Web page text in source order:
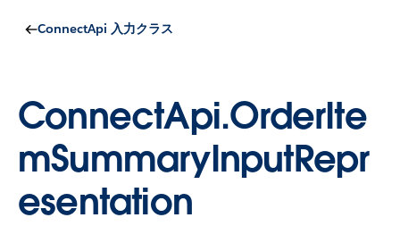
ConnectApi 入力クラス
ConnectApi.OrderIte
mSummaryInputRepr
esentation